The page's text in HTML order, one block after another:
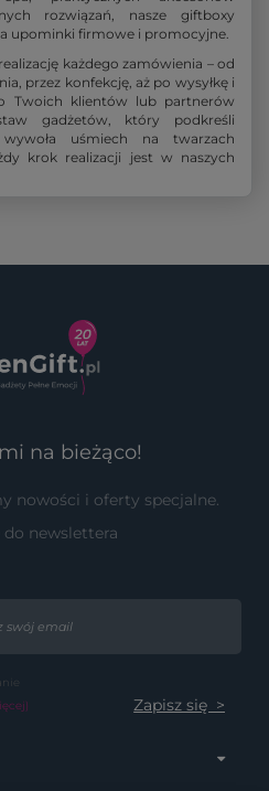
rozwiązań, nasze giftboxy
upominki firmowe i promocyjne.
każdego zamówienia – od
przez konfekcję, aż po wysyłkę i
Twoich klientów lub partnerów
gadżetów, który podkreśli
uśmiech na twarzach
krok realizacji jest w naszych
na bieżąco!
nowości i oferty specjalne.
do newslettera